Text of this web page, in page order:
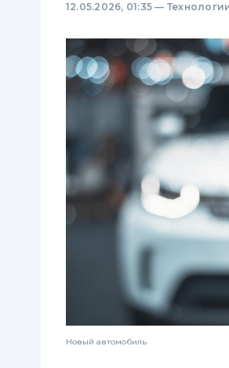
12.05.2026, 01:35 —
Новый автомобиль